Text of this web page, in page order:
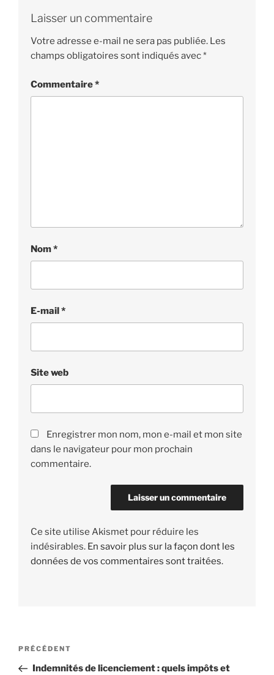
Laisser un commentaire
Votre adresse e-mail ne sera pas publiée. Les
champs obligatoires sont indiqués avec*
Commentaire*
Nom*
E-mail*
Site web
Enregistrer mon nom, mon e-mail et mon site
dans le navigateur pour mon prochain
commentaire.
Ce site utilise Akismet pour réduire les
indésirables. En savoir plus sur la façon dont les
données de vos commentaires sont traitées.
Navigation
Article
précédent
PRÉCÉDENT
Indemnités de licenciement : quels impôts et